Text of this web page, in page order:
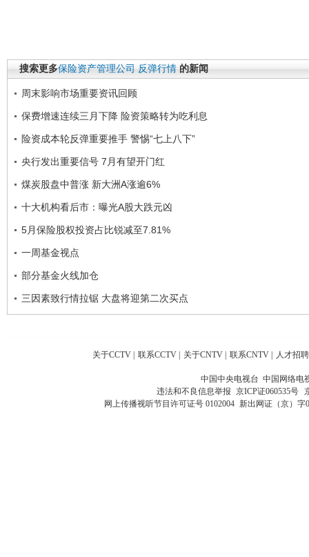
搜索更多保险资产管理公司 反弹行情 的新闻
周末影响市场重要资讯回顾
保费增速连续三月下降 险资策略转为吃利息
险资成本轮反弹重要推手 警惕“七上八下”
央行发出重要信号 7月有望开门红
煤炭股盘中普涨 新大洲A涨逾6%
十大机构看后市：曝光A股大跌元凶
5月保险股权投资占比锐减至7.81%
一周基金视点
部分基金火线加仓
三因素致行情拉锯 大盘将迎第二次买点
关于CCTV | 联系CCTV | 关于CNTV | 联系CNTV | 人才招聘
中国中央电视台 中国网络电
违法和不良信息举报 京ICP证060535号
网上传播视听节目许可证号 0102004 新出网证（京）